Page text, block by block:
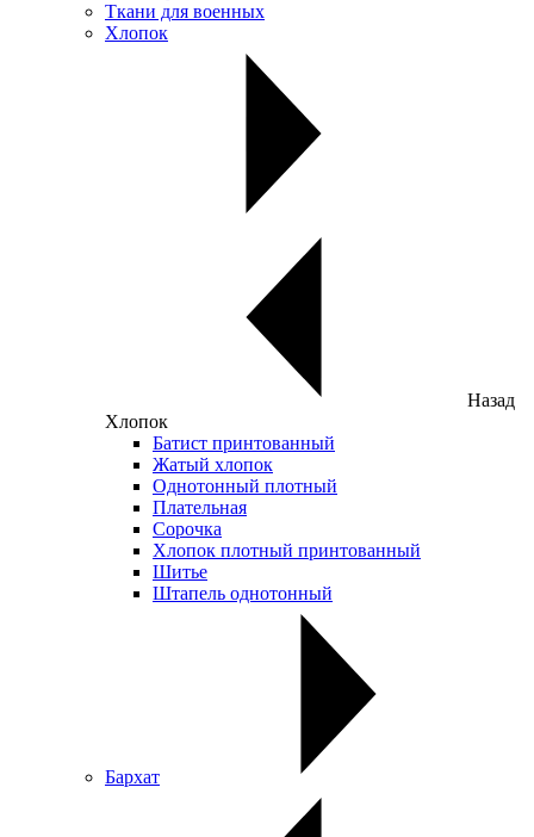
Ткани для военных
Хлопок
Назад
Хлопок
Батист принтованный
Жатый хлопок
Однотонный плотный
Плательная
Сорочка
Хлопок плотный принтованный
Шитье
Штапель однотонный
Бархат